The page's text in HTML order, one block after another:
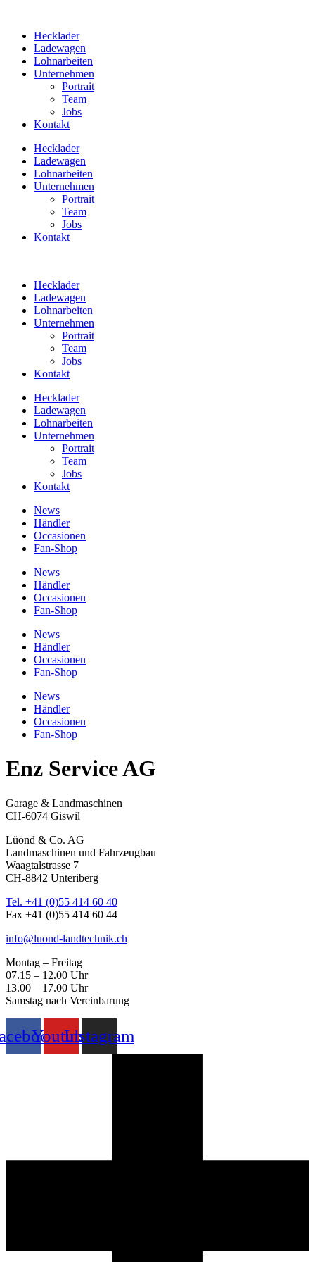
springenHecklader
Ladewagen
Lohnarbeiten
Unternehmen
Portrait
Team
Jobs
Kontakt
Hecklader
Ladewagen
Lohnarbeiten
Unternehmen
Portrait
Team
Jobs
Kontakt
Hecklader
Ladewagen
Lohnarbeiten
Unternehmen
Portrait
Team
Jobs
Kontakt
Hecklader
Ladewagen
Lohnarbeiten
Unternehmen
Portrait
Team
Jobs
Kontakt
News
Händler
Occasionen
Fan-Shop
News
Händler
Occasionen
Fan-Shop
News
Händler
Occasionen
Fan-Shop
News
Händler
Occasionen
Fan-Shop
Enz Service AG
Garage & Landmaschinen
CH-6074 Giswil
Lüönd & Co. AG
Landmaschinen und Fahrzeugbau
Waagtalstrasse 7
CH-8842 Unteriberg
Tel. +41 (0)55 414 60 40
Fax +41 (0)55 414 60 44
info@luond-landtechnik.ch
Montag – Freitag
07.15 – 12.00 Uhr
13.00 – 17.00 Uhr
Samstag nach Vereinbarung
YoutubeInstagram